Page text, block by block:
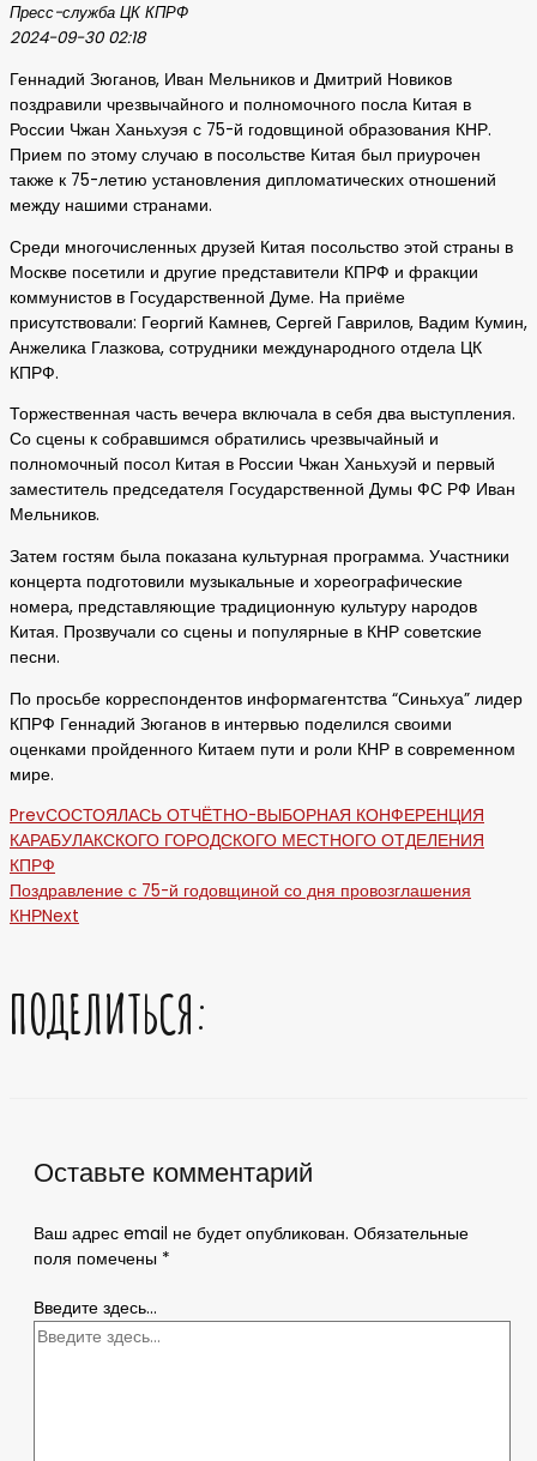
Пресс-служба ЦК КПРФ
2024-09-30 02:18
Геннадий Зюганов, Иван Мельников и Дмитрий Новиков
поздравили чрезвычайного и полномочного посла Китая в
России Чжан Ханьхуэя с 75-й годовщиной образования КНР.
Прием по этому случаю в посольстве Китая был приурочен
также к 75-летию установления дипломатических отношений
между нашими странами.
Среди многочисленных друзей Китая посольство этой страны в
Москве посетили и другие представители КПРФ и фракции
коммунистов в Государственной Думе. На приёме
присутствовали: Георгий Камнев, Сергей Гаврилов, Вадим Кумин,
Анжелика Глазкова, сотрудники международного отдела ЦК
КПРФ.
Торжественная часть вечера включала в себя два выступления.
Со сцены к собравшимся обратились чрезвычайный и
полномочный посол Китая в России Чжан Ханьхуэй и первый
заместитель председателя Государственной Думы ФС РФ Иван
Мельников.
Затем гостям была показана культурная программа. Участники
концерта подготовили музыкальные и хореографические
номера, представляющие традиционную культуру народов
Китая. Прозвучали со сцены и популярные в КНР советские
песни.
По просьбе корреспондентов информагентства “Синьхуа” лидер
КПРФ Геннадий Зюганов в интервью поделился своими
оценками пройденного Китаем пути и роли КНР в современном
мире.
PrevСОСТОЯЛАСЬ ОТЧЁТНО-ВЫБОРНАЯ КОНФЕРЕНЦИЯ
КАРАБУЛАКСКОГО ГОРОДСКОГО МЕСТНОГО ОТДЕЛЕНИЯ
КПРФ
Поздравление с 75-й годовщиной со дня провозглашения
КНРNext
ПОДЕЛИТЬСЯ:
Оставьте комментарий
Ваш адрес email не будет опубликован. Обязательные
поля помечены *
Введите здесь...